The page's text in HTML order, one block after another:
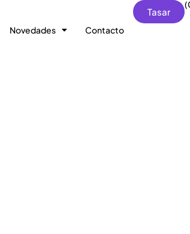
Novedades Contacto
Tasar